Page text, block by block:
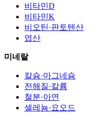
비타민D
비타민K
비오틴·판토텐산
엽산
미네랄
칼슘·마그네슘
전해질·칼륨
철분·아연
셀레늄·요오드